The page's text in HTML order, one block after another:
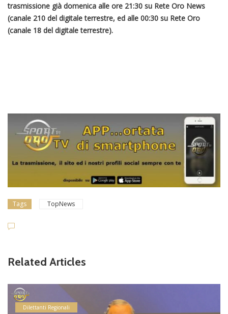
trasmissione già domenica alle ore 21:30 su Rete Oro News
(canale 210 del digitale terrestre, ed alle 00:30 su Rete Oro
(canale 18 del digitale terrestre).
Tags TopNews
Related Articles
Dilettanti Regionali